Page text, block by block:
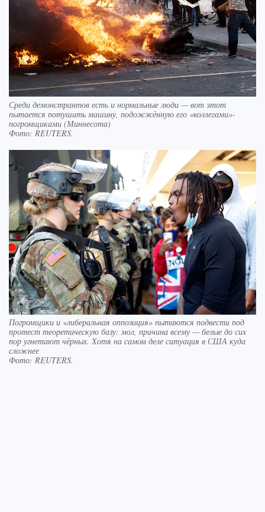
Среди демонстрантов есть и нормальные люди — вот этот
пытается потушить машину, подожжённую его «коллегами»-
погромщиками (Миннесота)
Фото: REUTERS.
Погромщики и «либеральная оппозиция» пытаются подвести под
протест теоретическую базу: мол, причина всему — белые до сих
пор угнетают чёрных. Хотя на самом деле ситуация в США куда
сложнее
Фото: REUTERS.